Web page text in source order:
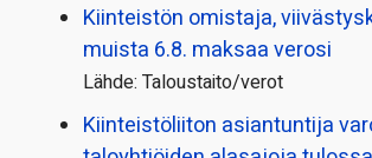
Kiinteistön omistaja,
muista 6.8. maksaa verosi
Lähde: Taloustaito/verot
Kiinteistö­liiton asiantuntija